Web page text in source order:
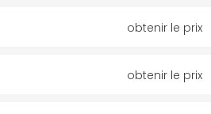
obtenir le prix
obtenir le prix